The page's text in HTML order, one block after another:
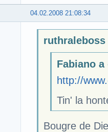
04.02.2008 21:08:34
Fabiano
http://
Tin' la
Bougre de